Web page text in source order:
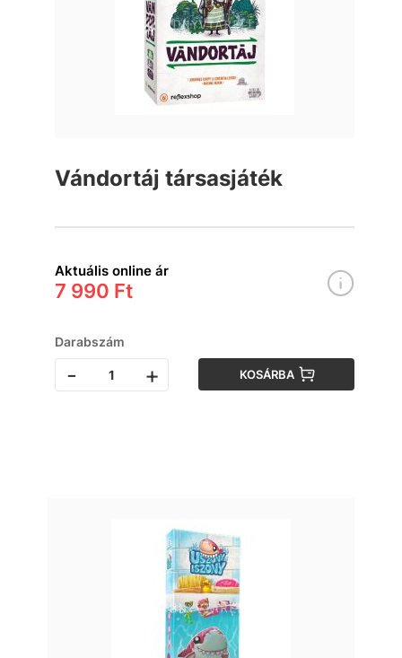
Vándortáj társasjáték
Aktuális online ár
7 990 Ft
Darabszám
- + KOSÁRBA